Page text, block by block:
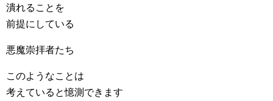
潰れることを
前提にしている
悪魔崇拝者たち
このようなことは
考えていると憶測できます